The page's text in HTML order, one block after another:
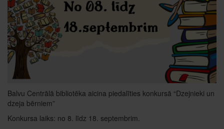
Balvu Centrālā bibliotēka aicina piedalīties konkursā “Dzejnieki un
dzeja bērniem”
Konkursa laiks: no 8. līdz 18. septembrim.